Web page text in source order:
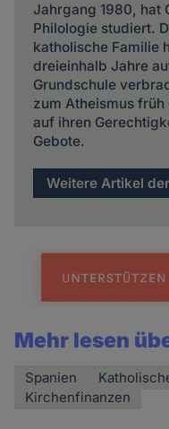
Jahrgang 1980, hat
Philologie studiert.
katholische Familie
dreieinhalb Jahre
Grundschule
zum Atheismus
auf ihren
Gebote.
Weitere Artikel
Mehr lesen
Spanien
Kirchenfinanzen